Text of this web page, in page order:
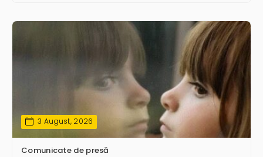
3 August, 2026
Comunicate de presă